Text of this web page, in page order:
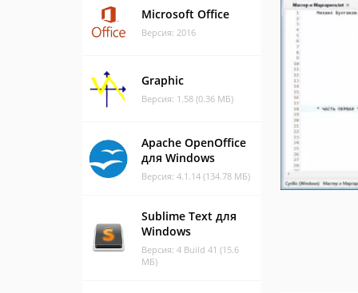
Microsoft Office
Версия: 2016
Graphic
Версия: 1.58 (0.36 МБ)
Apache OpenOffice
для Windows
Версия: 4.1.14 (134.78 МБ)
Sublime Text для
Windows
Версия: 4 Build 41 (15.6
МБ)